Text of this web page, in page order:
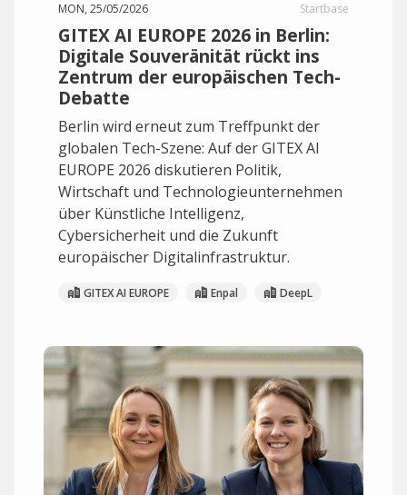
MON, 25/05/2026 Startbase
GITEX AI EUROPE 2026 in Berlin:
Digitale Souveränität rückt ins
Zentrum der europäischen Tech-
Debatte
Berlin wird erneut zum Treffpunkt der
globalen Tech-Szene: Auf der GITEX AI
EUROPE 2026 diskutieren Politik,
Wirtschaft und Technologieunternehmen
über Künstliche Intelligenz,
Cybersicherheit und die Zukunft
europäischer Digitalinfrastruktur.
GITEX AI EUROPE Enpal DeepL